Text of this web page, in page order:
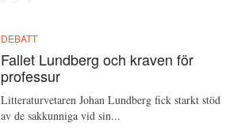
DEBATT
Fallet Lundberg och kraven för
professur
Litteraturvetaren Johan Lundberg fick starkt stöd
av de sakkunniga vid sin...